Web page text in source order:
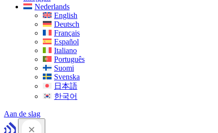
Nederlands
English
Deutsch
Français
Español
Italiano
Português
Suomi
Svenska
日本語
한국어
Aan de slag